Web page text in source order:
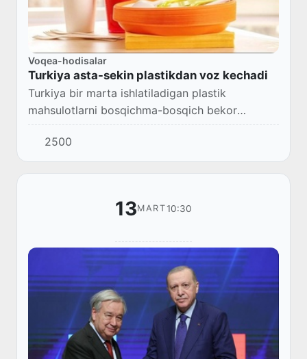
Voqea-hodisalar
Turkiya asta-sekin plastikdan voz kechadi
Turkiya bir marta ishlatiladigan plastik
mahsulotlarni bosqichma-bosqich bekor
qiladigan yangi qoida tayyorlamoqda.
2500
13MART10:30